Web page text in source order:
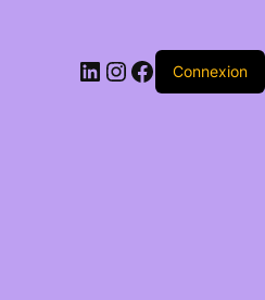
LinkedIn
Instagram
Facebook
Connexion